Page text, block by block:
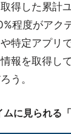
得した累計
程度がアク
特定アプリ
報を取得し
う。
に見られる